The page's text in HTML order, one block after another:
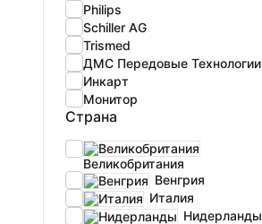
Philips
Schiller AG
Trismed
ДМС Передовые Технологии
Инкарт
Монитор
Страна
Великобритания
Венгрия
Италия
Нидерланды